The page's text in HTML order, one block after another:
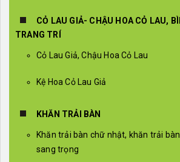
CỎ LAU GIẢ- CHẬU HOA CỎ LAU,
TRANG TRÍ
Cỏ Lau Giả, Chậu Hoa Cỏ Lau
Kệ Hoa Cỏ Lau Giả
KHĂN TRẢI BÀN
Khăn trải bàn chữ nhật, khăn trải
sang trọng